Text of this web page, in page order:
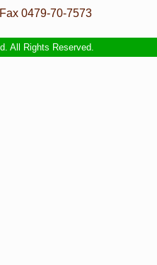
0479-70-7573
All Rights Reserved.